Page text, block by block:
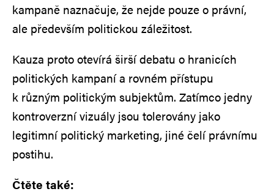
kampaně naznačuje, že nejde pouze o právní,
ale především politickou záležitost.
Kauza proto otevírá širší debatu o hranicích
politických kampaní a rovném přístupu
k různým politickým subjektům. Zatímco jedny
kontroverzní vizuály jsou tolerovány jako
legitimní politický marketing, jiné čelí právnímu
postihu.
Čtěte také: